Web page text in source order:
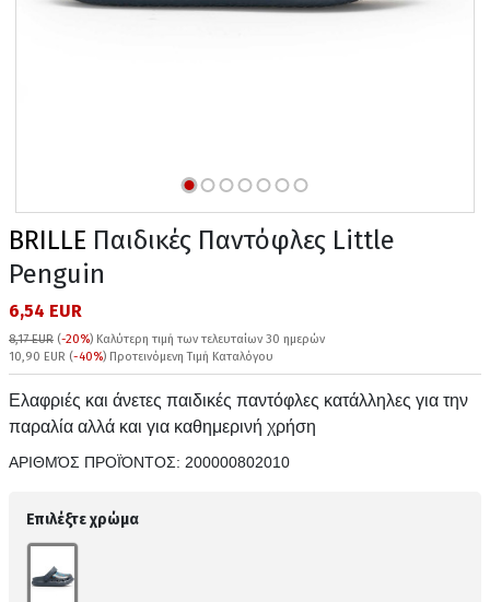
BRILLE Παιδικές Παντόφλες Little
Penguin
6,54 EUR
8,17 EUR (-20%) Καλύτερη τιμή των τελευταίων 30 ημερών
10,90 EUR (-40%) Προτεινόμενη Τιμή Καταλόγου
Ελαφριές και άνετες παιδικές παντόφλες κατάλληλες για την
παραλία αλλά και για καθημερινή χρήση
ΑΡΙΘΜΌΣ ΠΡΟΪΌΝΤΟΣ: 200000802010
Επιλέξτε χρώμα